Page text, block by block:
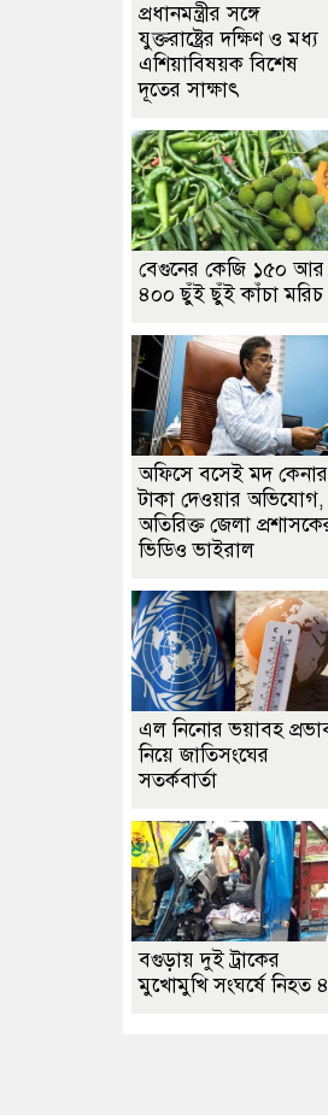
প্রধানমন্ত্রীর সঙ্গে
যুক্তরাষ্ট্রের দক্ষিণ ও মধ্য
এশিয়াবিষয়ক বিশেষ
দূতের সাক্ষাৎ
বেগুনের কেজি ১৫০ আর
৪০০ ছুঁই ছুঁই কাঁচা মরিচ
অফিসে বসেই মদ কেনার
টাকা দেওয়ার অভিযোগ,
অতিরিক্ত জেলা
ভিডিও ভাইরাল
এল নিনোর ভয়াবহ
নিয়ে জাতিসংঘের
সতর্কবার্তা
বগুড়ায় দুই ট্রাকের
মুখোমুখি সংঘর্ষে নিহত ৪